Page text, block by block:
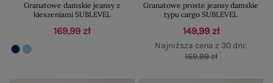
Granatowe damskie jeansy z
kieszeniami SUBLEVEL
169,99 zł
Granatowe proste jeansy damskie
typu cargo SUBLEVEL
149,99 zł
Najniższa cena z 30 dni:
169,99 zł